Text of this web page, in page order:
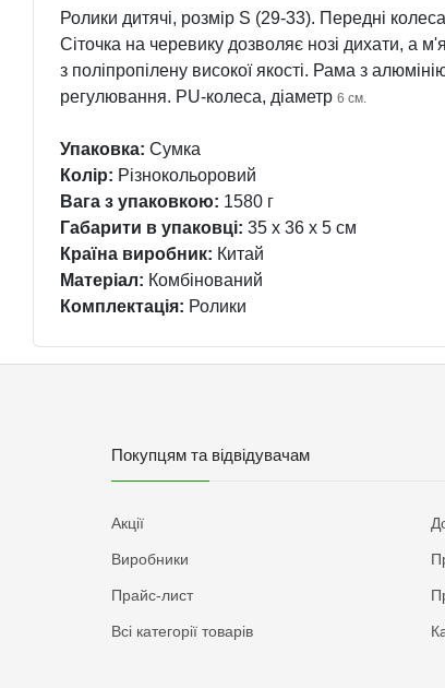
Ролики дитячі, розмір S (29-33). Передні
Сіточка на черевику дозволяє нозі дихати, а
з поліпропілену високої якості. Рама з
регулювання. PU-колеса, діаметр 6 см.
Упаковка: Сумка
Колір: Різнокольоровий
Вага з упаковкою: 1580 г
Габарити в упаковці: 35 x 36 x 5 см
Країна виробник: Китай
Матеріал: Комбінований
Комплектація: Ролики
Покупцям та відвідувачам
Акції
Виробники
Прайс-лист
Всі категорії товарів